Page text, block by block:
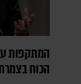
המתקפות
הכוח